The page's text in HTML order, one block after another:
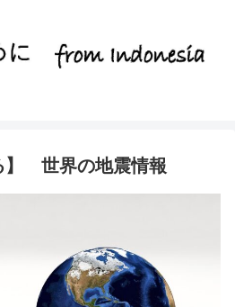
】 世界の地震情報